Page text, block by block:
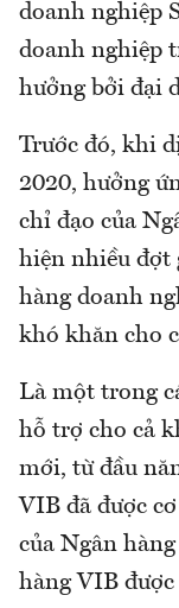
doanh nghiệp
doanh nghiệp
hưởng bởi đại
Trước đó, khi
2020, hưởng
chỉ đạo của
hiện nhiều đợt
hàng doanh
khó khăn cho
Là một trong
hỗ trợ cho cả
mới, từ đầu
VIB đã được
của Ngân
hàng VIB